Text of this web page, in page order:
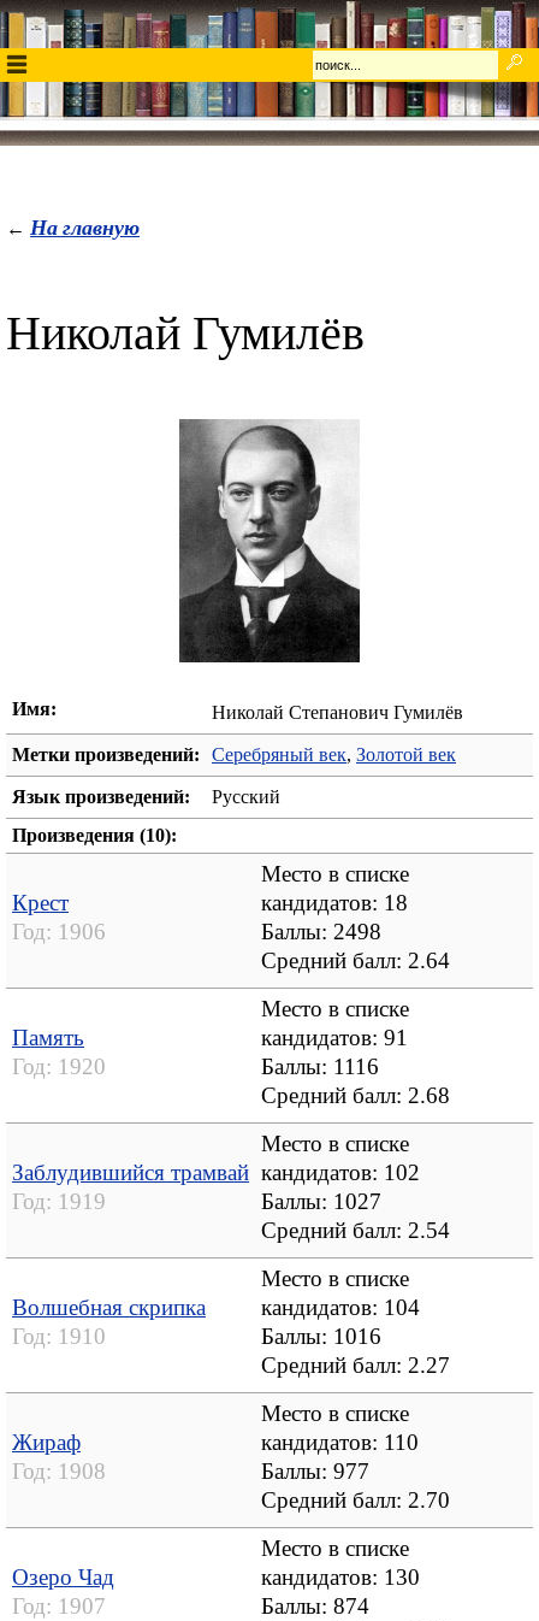
← На главную
Николай Гумилёв
Имя: Николай Степанович Гумилёв
Метки произведений: Серебряный век, Золотой век
Язык произведений:
Русский
Произведения (10):
Крест
Год: 1906
Место в списке
кандидатов: 18
Баллы: 2498
Средний балл: 2.64
Память
Год: 1920
Место в списке
кандидатов: 91
Баллы: 1116
Средний балл: 2.68
Заблудившийся трамвай
Год: 1919
Место в списке
кандидатов: 102
Баллы: 1027
Средний балл: 2.54
Волшебная скрипка
Год: 1910
Место в списке
кандидатов: 104
Баллы: 1016
Средний балл: 2.27
Жираф
Год: 1908
Место в списке
кандидатов: 110
Баллы: 977
Средний балл: 2.70
Озеро Чад
Год: 1907
Место в списке
кандидатов: 130
Баллы: 874